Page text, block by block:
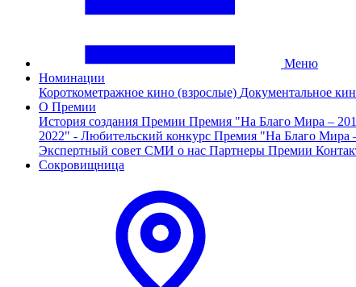
Меню
Номинации
Короткометражное кино (взрослые) Документальное
О Премии
История создания Премии Премия "На Благо Мира –
2022" - Любительский конкурс Премия "На Благо Мира
Экспертный совет СМИ о нас Партнеры Премии
Сокровищница